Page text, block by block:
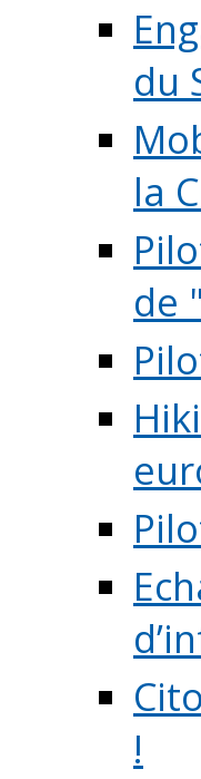
du
la
de
!